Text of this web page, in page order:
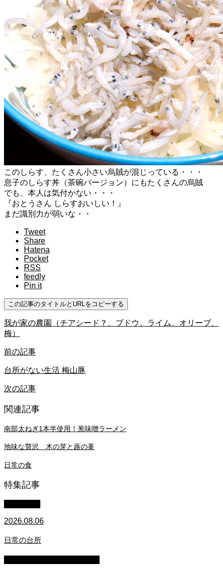
このしらす、たくさん小さい烏賊が混じっている・・・
息子のしらす丼（茶碗バージョン）にもたくさんの烏賊
でも、本人は気付かない・・・
『おとうさん しらすおいしい！』
まだ識別力が弱いな・・
Tweet
Share
Hatena
Pocket
RSS
feedly
Pin it
この記事のタイトルとURLをコピーする
我が家の農園（チアシード？、ブドウ、ライム、オリーブ、
梅）
前の記事
台所がない生活 梅山豚
次の記事
関連記事
南部太ねぎ1本半使用！葱味噌ラーメン
地味な贅沢 木の芽と蕗の薹
日常の食
特集記事
2026.08.06
日常の台所